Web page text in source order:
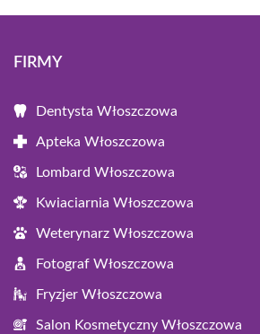
FIRMY
Dentysta Włoszczowa
Apteka Włoszczowa
Lombard Włoszczowa
Kwiaciarnia Włoszczowa
Weterynarz Włoszczowa
Fotograf Włoszczowa
Fryzjer Włoszczowa
Salon Kosmetyczny Włoszczowa